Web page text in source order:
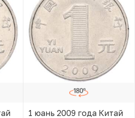
1 юань 2009 года Китай